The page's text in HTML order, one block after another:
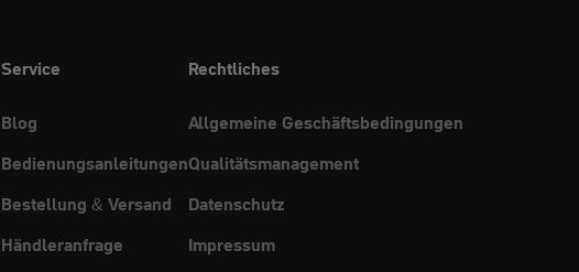
Service
Blog
Bedienungsanleitungen
Bestellung & Versand
Händleranfrage
Rechtliches
Allgemeine Geschäftsbedingungen
Qualitätsmanagement
Datenschutz
Impressum